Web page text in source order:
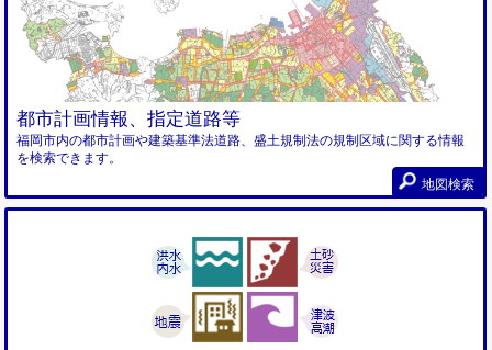
都市計画情報、指定道路等
福岡市内の都市計画や建築基準法道路、盛土規制法の規制区域に関する情報
を検索できます。
地図検索